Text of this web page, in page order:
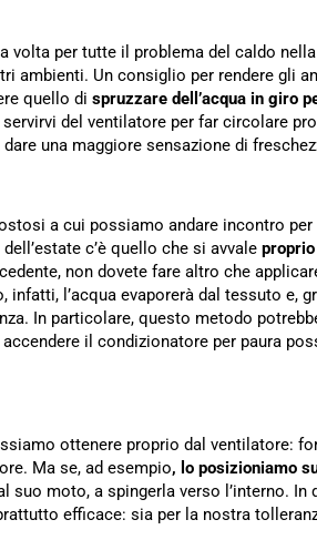
volta per tutte il problema del caldo
ambienti. Un consiglio per rendere gli
quello di spruzzare dell’acqua in giro
del ventilatore per far circolare
una maggiore sensazione di
a cui possiamo andare incontro
c’è quello che si avvale
non dovete fare altro che
l’acqua evaporerà dal tessuto e,
In particolare, questo metodo
il condizionatore per paura
ottenere proprio dal ventilatore:
Ma se, ad esempio, lo posizioniamo
suo moto, a spingerla verso l’interno.
efficace: sia per la nostra